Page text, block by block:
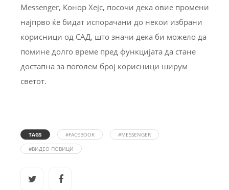
Messenger, Конор Хејс, посочи дека овие промени
најпрво ќе бидат испорачани до некои избрани
корисници од САД, што значи дека би можело да
помине долго време пред функцијата да стане
достапна за поголем број корисници ширум
светот.
TAGS #FACEBOOK
#MESSENGER
#ВИДЕО ПОВИЦИ